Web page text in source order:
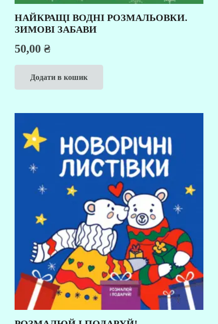
НАЙКРАЩІ ВОДНІ РОЗМАЛЬОВКИ.
ЗИМОВІ ЗАБАВИ
50,00 ₴
Додати в кошик